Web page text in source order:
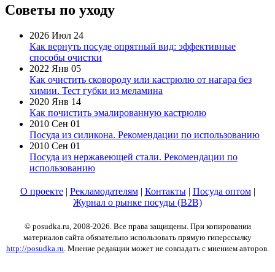
Советы по уходу
2026 Июл 24
Как вернуть посуде опрятный вид: эффективные
способы очистки
2022 Янв 05
Как очистить сковороду или кастрюлю от нагара без
химии. Тест губки из меламина
2020 Янв 14
Как почистить эмалированную кастрюлю
2010 Сен 01
Посуда из силикона. Рекомендации по использованию
2010 Сен 01
Посуда из нержавеющей стали. Рекомендации по
использованию
О проекте| Рекламодателям| Контакты| Посуда оптом|
Журнал о рынке посуды (B2B)
© posudka.ru, 2008-2026. Все права защищены. При копировании
материалов сайта обязательно использовать прямую гиперссылку
http://posudka.ru. Мнение редакции может не совпадать с мнением авторов.